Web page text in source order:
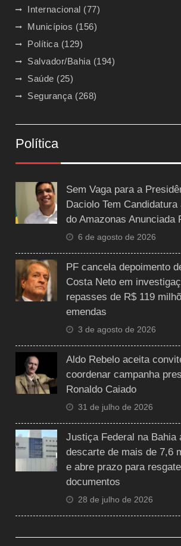
Internacional (77)
Municípios (156)
Política (129)
Salvador/Bahia (194)
Saúde (25)
Segurança (268)
Política
Sem Vaga para a
Daciolo Tem
do Amazonas Anunciada
6 de agosto de 2026
PF cancela depoimento
Costa Neto em
repasses de R$ 119
emendas
3 de agosto de 2026
Aldo Rebelo aceita
coordenar campanha
Ronaldo Caiado
31 de julho de 2026
Justiça Federal na Bahia
descarte de mais de 7,6
e abre prazo para
documentos
28 de julho de 2026